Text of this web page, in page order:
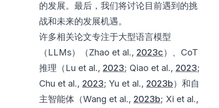
的发展。最后，我们将讨论目前遇到的挑
战和未来的发展机遇。
许多相关论文专注于大型语言模型
（LLMs）（Zhao et al., 2023c）、CoT
推理（Lu et al., 2023; Qiao et al., 2023;
Chu et al., 2023; Yu et al., 2023b）和自
主智能体（Wang et al., 2023b; Xi et al.,